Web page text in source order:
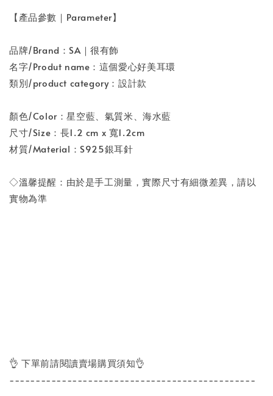
【產品參數｜Parameter】
品牌/Brand：SA｜很有飾
名字/Produt name：這個愛心好美耳環
類別/product category：設計款
顏色/Color：星空藍、氣質米、海水藍
尺寸/Size：長1.2 cm x 寬1.2cm
材質/Material：S925銀耳針
◇溫馨提醒：由於是手工測量，實際尺寸有細微差異，請以
實物為準
👌 下單前請閱讀賣場購買須知👌
-----------------------------------------------